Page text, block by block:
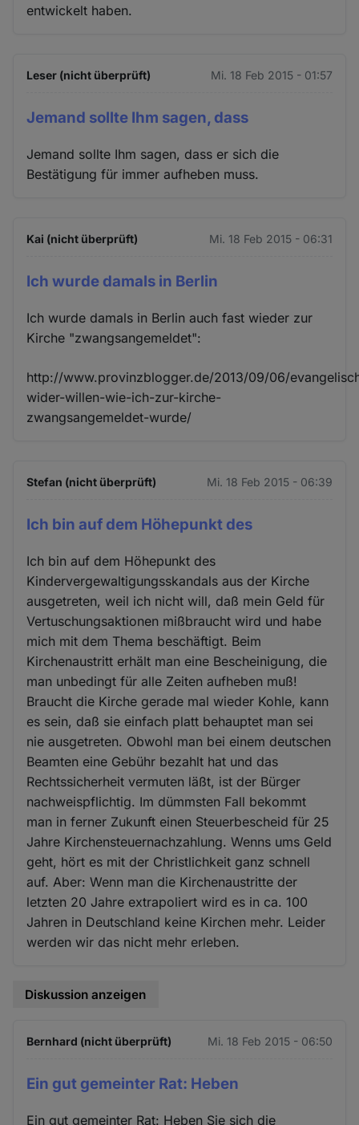
entwickelt haben.
Leser (nicht überprüft) Mi. 18 Feb 2015 - 01:57
Jemand sollte Ihm sagen, dass
Jemand sollte Ihm sagen, dass er sich die
Bestätigung für immer aufheben muss.
Kai (nicht überprüft) Mi. 18 Feb 2015 - 06:31
Ich wurde damals in Berlin
Ich wurde damals in Berlin auch fast wieder zur
Kirche "zwangsangemeldet":
http://www.provinzblogger.de/2013/09/06/
wider-willen-wie-ich-zur-kirche-
zwangsangemeldet-wurde/
Stefan (nicht überprüft) Mi. 18 Feb 2015 - 06:39
Ich bin auf dem Höhepunkt des
Ich bin auf dem Höhepunkt des
Kindervergewaltigungsskandals aus der Kirche
ausgetreten, weil ich nicht will, daß mein Geld für
Vertuschungsaktionen mißbraucht wird und habe
mich mit dem Thema beschäftigt. Beim
Kirchenaustritt erhält man eine Bescheinigung, die
man unbedingt für alle Zeiten aufheben muß!
Braucht die Kirche gerade mal wieder Kohle, kann
es sein, daß sie einfach platt behauptet man sei
nie ausgetreten. Obwohl man bei einem deutschen
Beamten eine Gebühr bezahlt hat und das
Rechtssicherheit vermuten läßt, ist der Bürger
nachweispflichtig. Im dümmsten Fall bekommt
man in ferner Zukunft einen Steuerbescheid für 25
Jahre Kirchensteuernachzahlung. Wenns ums Geld
geht, hört es mit der Christlichkeit ganz schnell
auf. Aber: Wenn man die Kirchenaustritte der
letzten 20 Jahre extrapoliert wird es in ca. 100
Jahren in Deutschland keine Kirchen mehr. Leider
werden wir das nicht mehr erleben.
Diskussion anzeigen
Bernhard (nicht überprüft) Mi. 18 Feb 2015 - 06:50
Ein gut gemeinter Rat: Heben
Ein gut gemeinter Rat: Heben Sie sich die